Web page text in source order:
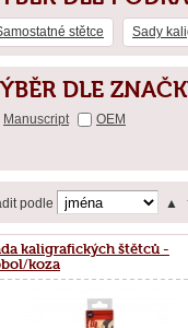
stětce Sady
DLE
Manuscript OEM
podle ▲
kaligrafických štětců -
koza